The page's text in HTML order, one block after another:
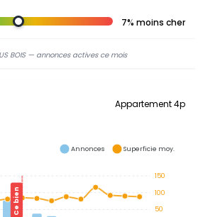
7% moins cher
BOIS — annonces actives ce mois
Appartement 4p
Ce bien
150
100
50
Annonces Superficie moy.